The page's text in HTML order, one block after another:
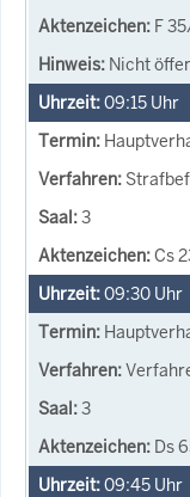
F
Nicht
09:15 Uhr
3
Cs
09:30 Uhr
3
Ds
09:45 Uhr